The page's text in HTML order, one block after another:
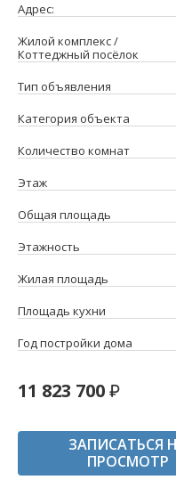
Адрес:
Жилой комплекс /
Коттеджный посёлок
Тип объявления
Категория объекта
Количество комнат
Этаж
Общая площадь
Этажность
Жилая площадь
Площадь кухни
Год постройки дома
11 823 700
ЗАПИСАТЬСЯ
ПРОСМОТР